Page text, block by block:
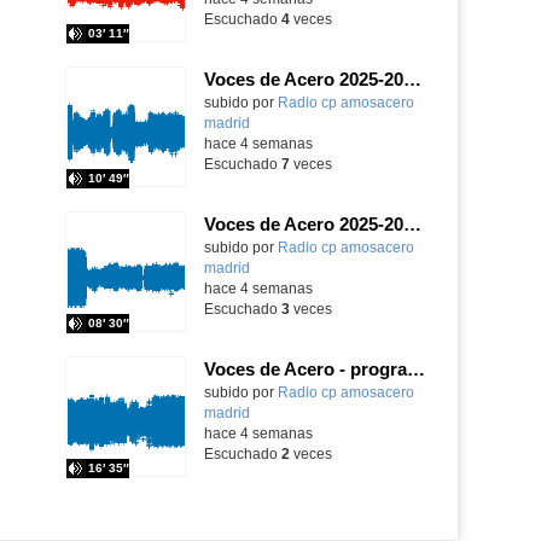
03′ 11″
Escuchado 4veces
Voces de Acero 2025-2026 - ¡Alerta, planeta!
Contenido educativo.
subido por Radio cp amosacero
madrid
10′ 49″
hace 4 semanas
Escuchado 7veces
Voces de Acero 2025-2026 - programa 1
Contenido educativo.
subido por Radio cp amosacero
madrid
08′ 30″
hace 4 semanas
Escuchado 3veces
Voces de Acero - programa 3
Contenido educativo.
subido por Radio cp amosacero
madrid
16′ 35″
hace 4 semanas
Escuchado 2 veces